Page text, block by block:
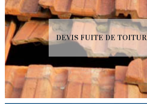
DEVIS FUITE DE